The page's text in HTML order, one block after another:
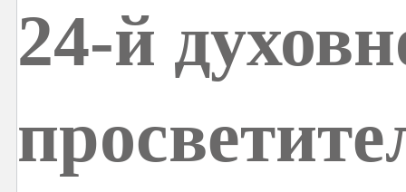
24-й